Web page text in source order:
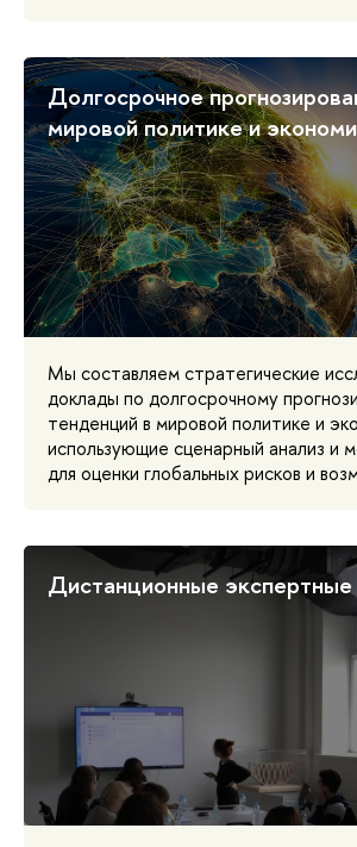
Долгосрочное
мировой политике и
Мы составляем стратегические
доклады по долгосрочному
тенденций в мировой политике и
использующие сценарный анализ и
для оценки глобальных рисков и
Дистанционные